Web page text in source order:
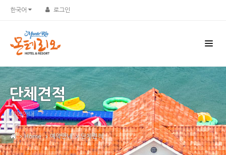
한국어 로그인
단체견적
예약안내
Home 예약안내 단체견적
Sketchbook5, 스케치북5